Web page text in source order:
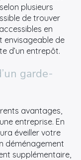
plusieurs
de trouver
en
envisageable de
d’un entrepôt.
garde-
avantages,
entreprise. En
éveiller votre
déménagement
supplémentaire,